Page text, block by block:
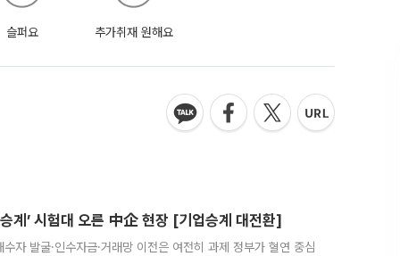
슬퍼요 추가취재 원해요
계’ 시험대 오른 中企 현장 [기업승계 대전환]
자 발굴·인수자금·거래망 이전은 여전히 과제 정부가 혈연 중심